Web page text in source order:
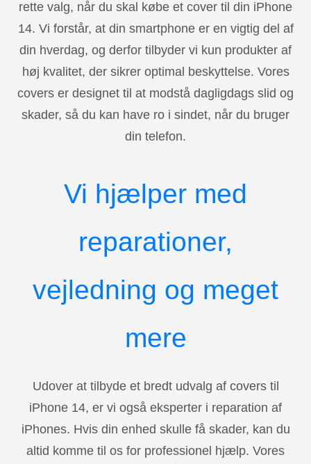
rette valg, når du skal købe et cover til din iPhone
14. Vi forstår, at din smartphone er en vigtig del af
din hverdag, og derfor tilbyder vi kun produkter af
høj kvalitet, der sikrer optimal beskyttelse. Vores
covers er designet til at modstå dagligdags slid og
skader, så du kan have ro i sindet, når du bruger
din telefon.
Vi hjælper med
reparationer,
vejledning og meget
mere
Udover at tilbyde et bredt udvalg af covers til
iPhone 14, er vi også eksperter i reparation af
iPhones. Hvis din enhed skulle få skader, kan du
altid komme til os for professionel hjælp. Vores